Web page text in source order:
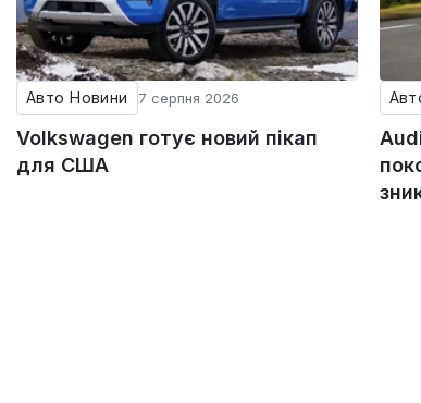
Авто Новини 7 серпня 2026
Volkswagen готує новий пікап
для США